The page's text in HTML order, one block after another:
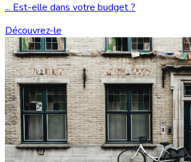
... Est-elle dans votre budget ?
Découvrez-le